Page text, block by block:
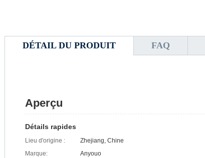
DÉTAIL DU PRODUIT FAQ
Aperçu
Détails rapides
Lieu d'origine :
Zhejiang, Chine
Marque:
Anyouo